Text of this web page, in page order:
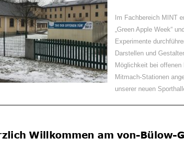
Im Fachbereich MINT
„Green Apple Week“
Experimente
Darstellen und
Möglichkeit bei
Mitmach-Stationen
unserer neuen